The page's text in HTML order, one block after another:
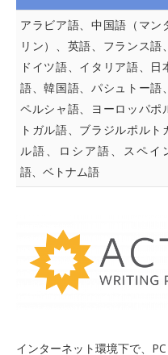
アラビア語、中国語（マン
リン）、英語、フランス語、
ドイツ語、イタリア語、日
語、韓国語、パシュトー語、
ペルシャ語、ヨーロッパポ
トガル語、ブラジルポルト
ル語、ロシア語、スペイ
語、ベトナム語
インターネット環境下で、